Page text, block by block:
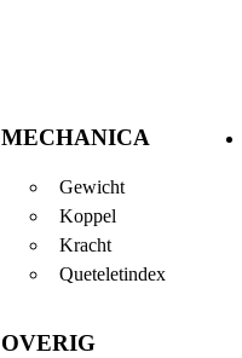
MECHANICA
Gewicht
Koppel
Kracht
Queteletindex
OVERIG